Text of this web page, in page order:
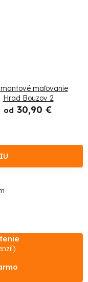
maľovanie
Hrad Bouzov 2
od 30,90 €